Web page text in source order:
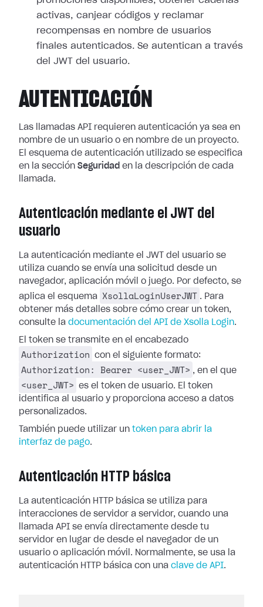
activas, canjear códigos y reclamar
recompensas en nombre de usuarios
finales autenticados. Se autentican a través
del JWT del usuario.
AUTENTICACIÓN
Las llamadas API requieren autenticación ya sea en
nombre de un usuario o en nombre de un proyecto.
El esquema de autenticación utilizado se especifica
en la sección Seguridad en la descripción de cada
llamada.
Autenticación mediante el JWT del
usuario
La autenticación mediante el JWT del usuario se
utiliza cuando se envía una solicitud desde un
navegador, aplicación móvil o juego. Por defecto, se
aplica el esquema
XsollaLoginUserJWT . Para
obtener más detalles sobre cómo crear un token,
consulte la documentación del API de Xsolla Login.
El token se transmite en el encabezado
Authorization con el siguiente formato:
Authorization: Bearer <user_JWT> , en el que
<user_JWT>
es el token de usuario. El token
identifica al usuario y proporciona acceso a datos
personalizados.
También puede utilizar un token para abrir la
interfaz de pago.
Autenticación HTTP básica
La autenticación HTTP básica se utiliza para
interacciones de servidor a servidor, cuando una
llamada API se envía directamente desde tu
servidor en lugar de desde el navegador de un
usuario o aplicación móvil. Normalmente, se usa la
autenticación HTTP básica con una clave de API.